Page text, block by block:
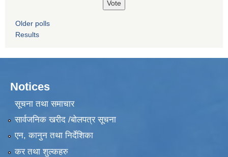
Older polls
Results
Notices
सूचना तथा समाचार
सार्वजनिक खरीद /बोलपत्र सूचना
एन, कानुन तथा निर्देशिका
कर तथा शुल्कहरु